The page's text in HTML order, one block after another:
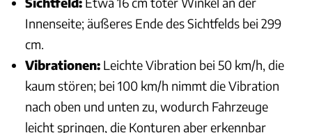
Innenseite; äußeres Ende des Sichtfelds bei 299
cm.
Vibrationen: Leichte Vibration bei 50 km/h, die
kaum stören; bei 100 km/h nimmt die Vibration
nach oben und unten zu, wodurch Fahrzeuge
leicht springen, die Konturen aber erkennbar